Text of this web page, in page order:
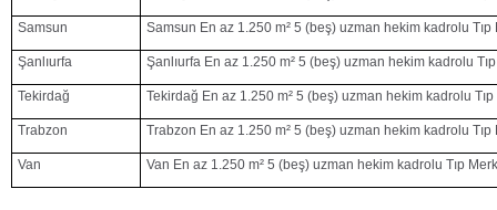
Samsun Samsun En az 1.250 m² 5 (beş) uzman hekim kadrolu Tıp
Şanlıurfa Şanlıurfa En az 1.250 m² 5 (beş) uzman hekim kadrolu
Tekirdağ Tekirdağ En az 1.250 m² 5 (beş) uzman hekim kadrolu
Trabzon Trabzon En az 1.250 m² 5 (beş) uzman hekim kadrolu Tıp
Van Van En az 1.250 m² 5 (beş) uzman hekim kadrolu Tıp